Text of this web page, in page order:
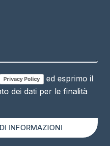
Privacy Policy
ed esprimo il
dei dati per le finalità
INFORMAZIONI